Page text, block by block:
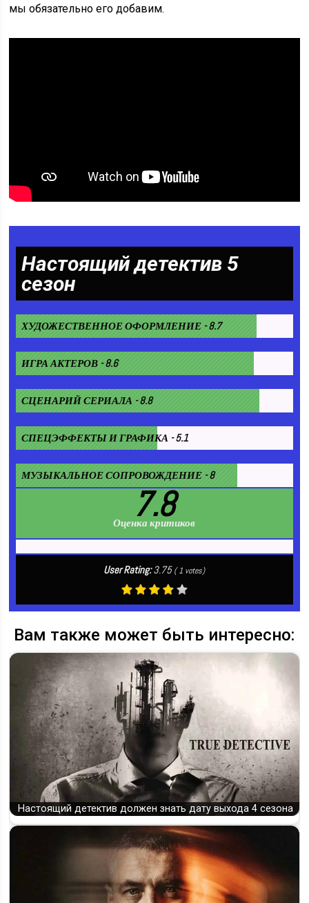
мы обязательно его добавим.
Настоящий детектив 5
сезон
ХУДОЖЕСТВЕННОЕ ОФОРМЛЕНИЕ - 8.7
ИГРА АКТЕРОВ - 8.6
СЦЕНАРИЙ СЕРИАЛА - 8.8
СПЕЦЭФФЕКТЫ И ГРАФИКА - 5.1
МУЗЫКАЛЬНОЕ СОПРОВОЖДЕНИЕ - 8
7.8
Оценка критиков
User Rating:3.75 (1 votes)
Вам также может быть интересно:
Настоящий детектив должен знать дату выхода 4 сезона